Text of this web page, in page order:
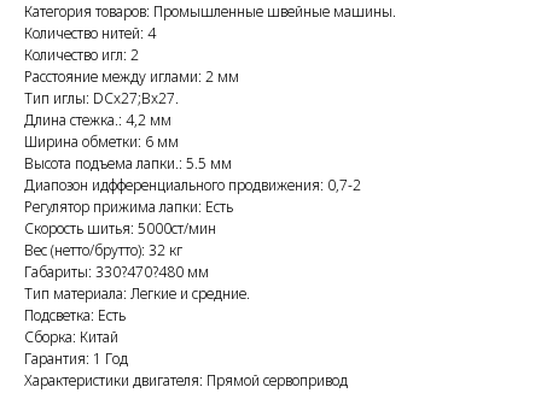
Категория товаров: Промышленные швейные машины.
Количество нитей: 4
Количество игл: 2
Расстояние между иглами: 2 мм
Тип иглы: DCx27;Bx27.
Длина стежка.: 4,2 мм
Ширина обметки: 6 мм
Высота подъема лапки.: 5.5 мм
Диапозон идфференциального продвижения: 0,7-2
Регулятор прижима лапки: Есть
Скорость шитья: 5000ст/мин
Вес (нетто/брутто): 32 кг
Габариты: 330?470?480 мм
Тип материала: Легкие и средние.
Подсветка: Есть
Сборка: Китай
Гарантия: 1 Год
Характеристики двигателя: Прямой сервопривод